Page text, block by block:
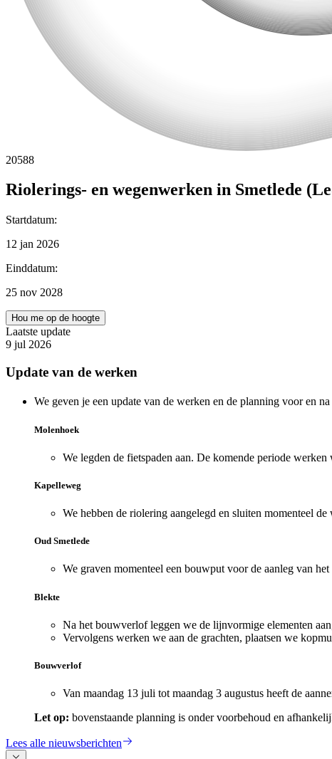
20588
Riolerings- en wegenwerken in Smetlede
Startdatum:
12 jan 2026
Einddatum:
25 nov 2028
Hou me op de hoogte
Laatste update
9 jul 2026
Update van de werken
We geven je een update van de werken en de planning voor en
Molenhoek
We legden de fietspaden aan. De komende periode
Kapelleweg
We hebben de riolering aangelegd en sluiten momenteel
Oud Smetlede
We graven momenteel een bouwput voor de aanleg van het
Blekte
Na het bouwverlof leggen we de lijnvormige elementen
Vervolgens werken we aan de grachten, plaatsen we
Bouwverlof
Van maandag 13 juli tot maandag 3 augustus heeft de
Let op: bovenstaande planning is onder voorbehoud en
Lees alle nieuwsberichten